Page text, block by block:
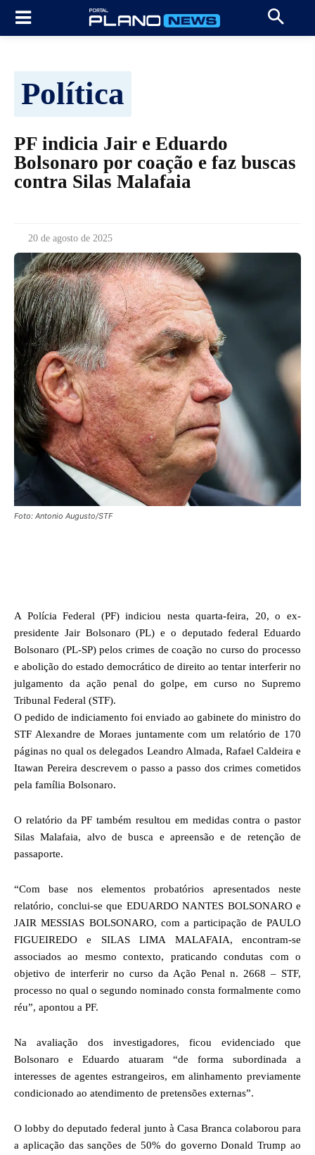
Política
PF indicia Jair e Eduardo
Bolsonaro por coação e faz buscas
contra Silas Malafaia
20 de agosto de 2025
Foto: Antonio Augusto/STF
A Polícia Federal (PF) indiciou nesta quarta-feira, 20, o ex-
presidente Jair Bolsonaro (PL) e o deputado federal Eduardo
Bolsonaro (PL-SP) pelos crimes de coação no curso do processo
e abolição do estado democrático de direito ao tentar interferir no
julgamento da ação penal do golpe, em curso no Supremo
Tribunal Federal (STF).
O pedido de indiciamento foi enviado ao gabinete do ministro do
STF Alexandre de Moraes juntamente com um relatório de 170
páginas no qual os delegados Leandro Almada, Rafael Caldeira e
Itawan Pereira descrevem o passo a passo dos crimes cometidos
pela família Bolsonaro.
O relatório da PF também resultou em medidas contra o pastor
Silas Malafaia, alvo de busca e apreensão e de retenção de
passaporte.
“Com base nos elementos probatórios apresentados neste
relatório, conclui-se que EDUARDO NANTES BOLSONARO e
JAIR MESSIAS BOLSONARO, com a participação de PAULO
FIGUEIREDO e SILAS LIMA MALAFAIA, encontram-se
associados ao mesmo contexto, praticando condutas com o
objetivo de interferir no curso da Ação Penal n. 2668 – STF,
processo no qual o segundo nominado consta formalmente como
réu”, apontou a PF.
Na avaliação dos investigadores, ficou evidenciado que
Bolsonaro e Eduardo atuaram “de forma subordinada a
interesses de agentes estrangeiros, em alinhamento previamente
condicionado ao atendimento de pretensões externas”.
O lobby do deputado federal junto à Casa Branca colaborou para
a aplicação das sanções de 50% do governo Donald Trump ao